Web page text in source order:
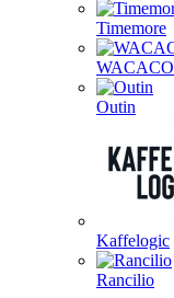
Timemore
WACACO
Outin
Kaffelogic
Rancilio